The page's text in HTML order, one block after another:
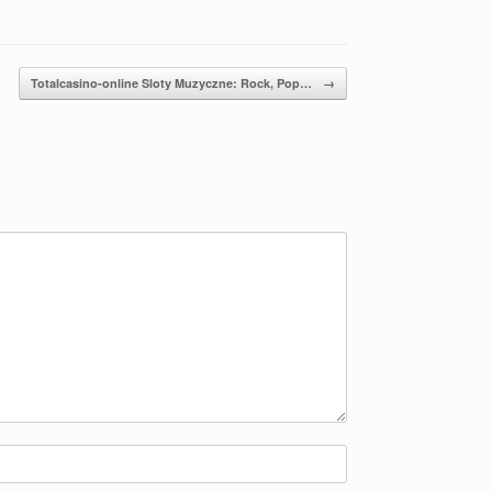
Totalcasino-online Sloty Muzyczne: Rock, Pop… →